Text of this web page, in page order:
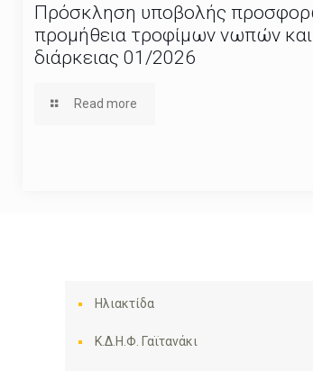
Πρόσκληση υποβολής
προμήθεια τροφίμων νωπών
διάρκειας 01/2026
Read more
Ηλιακτίδα
Κ.Δ.Η.Φ. Γαϊτανάκι